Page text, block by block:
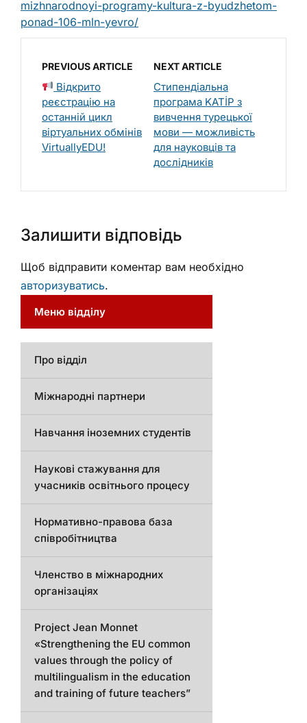
mizhnarodnoyi-programy-kultura-z-byudzhetom-
ponad-106-mln-yevro/
PREVIOUS ARTICLE
Відкрито
реєстрацію на
останній цикл
віртуальних обмінів
VirtuallyEDU!
NEXT ARTICLE
Стипендіальна
програма KATİP з
вивчення турецької
мови — можливість
для науковців та
дослідників
Залишити відповідь
Щоб відправити коментар вам необхідно
авторизуватись.
Меню відділу
Про відділ
Міжнародні партнери
Навчання іноземних студентів
Наукові стажування для
учасників освітнього процесу
Нормативно-правова база
співробітництва
Членство в міжнародних
організаціях
Project Jean Monnet
«Strengthening the EU common
values through the policy of
multilingualism in the education
and training of future teachers”